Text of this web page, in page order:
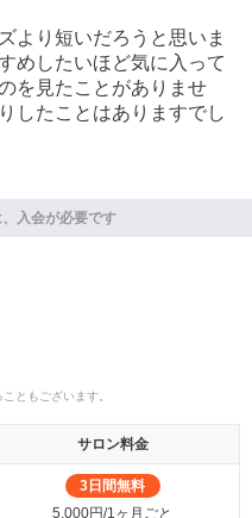
より短いだろうと思いま
めしたいほど気に入って
を見たことがありませ
したことはありますでし
入会が必要です
ともございます。
サロン料金
3日間無料
5,000円/1ヶ月ごと